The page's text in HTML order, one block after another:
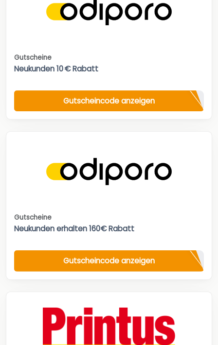
Gutscheine
Neukunden 10 € Rabatt
Gutscheincode anzeigen
Gutscheine
Neukunden erhalten 160€ Rabatt
Gutscheincode anzeigen